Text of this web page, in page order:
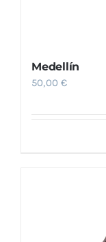
Medellín
50,00€